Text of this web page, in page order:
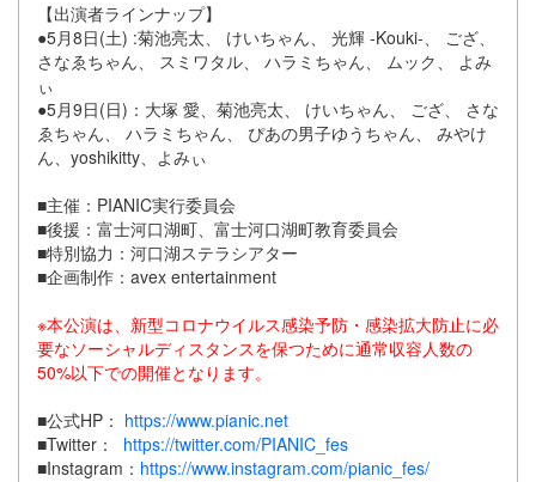
【出演者ラインナップ】
●5月8日(土) :菊池亮太、 けいちゃん、 光輝 -Kouki-、 ござ、
さなゑちゃん、 スミワタル、 ハラミちゃん、 ムック、 よみ
ぃ
●5月9日(日)：大塚 愛、菊池亮太、 けいちゃん、 ござ、 さな
ゑちゃん、 ハラミちゃん、 ぴあの男子ゆうちゃん、 みやけ
ん、yoshikitty、よみぃ
■主催：PIANIC実行委員会
■後援：富士河口湖町、富士河口湖町教育委員会
■特別協力：河口湖ステラシアター
■企画制作：avex entertainment
※本公演は、新型コロナウイルス感染予防・感染拡大防止に必
要なソーシャルディスタンスを保つために通常収容人数の
50%以下での開催となります。
■公式HP： https://www.pianic.net
■Twitter： https://twitter.com/PIANIC_fes
■Instagram： https://www.instagram.com/pianic_fes/